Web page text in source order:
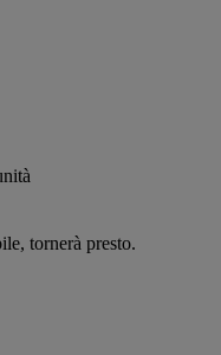
tornerà presto.